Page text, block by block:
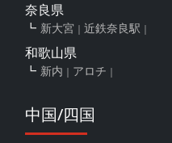
奈良県
新大宮 近鉄奈良駅
和歌山県
新内 アロチ
中国/四国